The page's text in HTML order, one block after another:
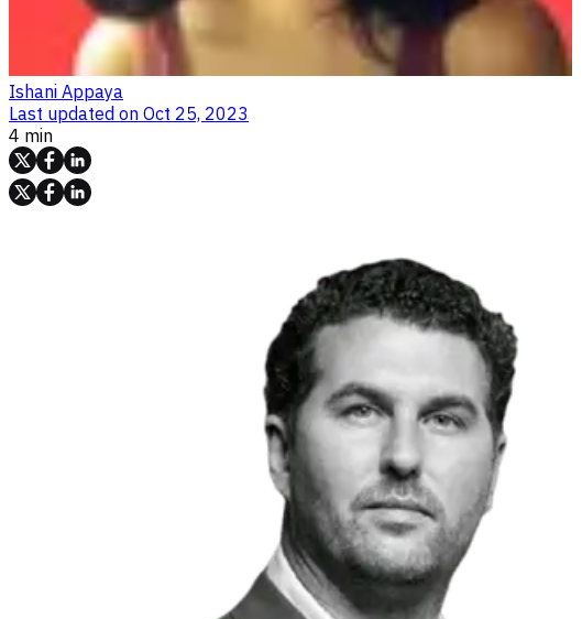
Ishani Appaya
Last updated on Oct 25, 2023
4 min